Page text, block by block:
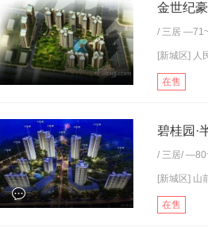
金世纪
/ 三居
[新城区] 人
在售
碧桂园·
/ 三居/
[新城区] 山
在售